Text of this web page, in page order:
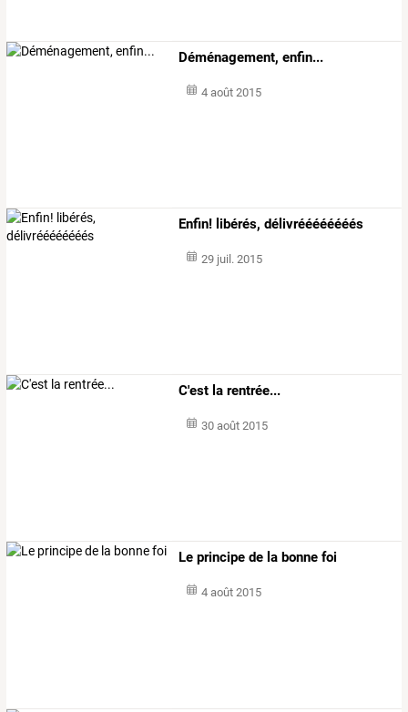
Déménagement, enfin...
4 août 2015
Enfin! libérés, délivréééééééés
29 juil. 2015
C'est la rentrée...
30 août 2015
Le principe de la bonne foi
4 août 2015